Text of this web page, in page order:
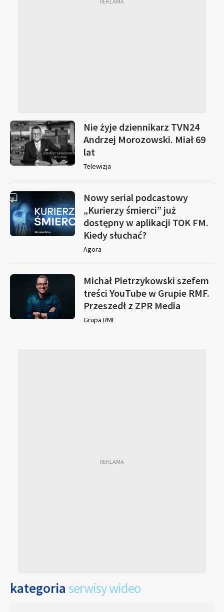
Nie żyje dziennikarz TVN24
Andrzej Morozowski. Miał 69
lat
Telewizja
Nowy serial podcastowy
„Kurierzy śmierci” już
dostępny w aplikacji TOK FM.
Kiedy słuchać?
Agora
Michał Pietrzykowski szefem
treści YouTube w Grupie RMF.
Przeszedł z ZPR Media
Grupa RMF
kategoria serwisy wideo